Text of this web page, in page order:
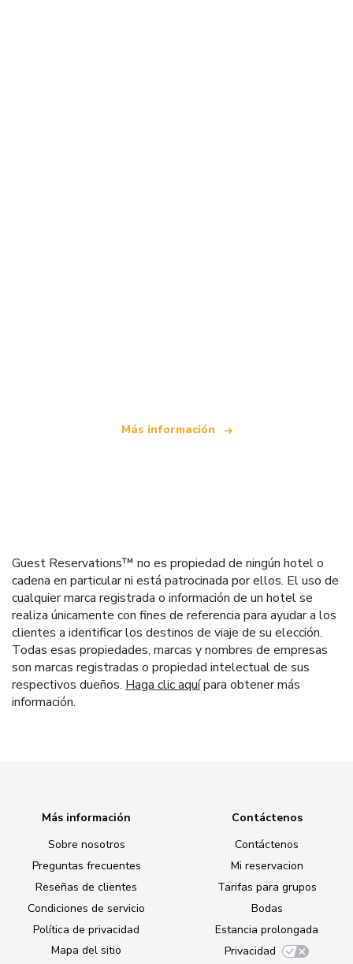
Más información
Guest Reservations™ no es propiedad de ningún hotel o
cadena en particular ni está patrocinada por ellos. El uso de
cualquier marca registrada o información de un hotel se
realiza únicamente con fines de referencia para ayudar a los
clientes a identificar los destinos de viaje de su elección.
Todas esas propiedades, marcas y nombres de empresas
son marcas registradas o propiedad intelectual de sus
respectivos dueños. Haga clic aquípara obtener más
información.
Más información
Sobre nosotros
Preguntas frecuentes
Reseñas de clientes
Condiciones de servicio
Política de privacidad
Mapa del sitio
Contáctenos
Contáctenos
Mi reservacion
Tarifas para grupos
Bodas
Estancia prolongada
Privacidad